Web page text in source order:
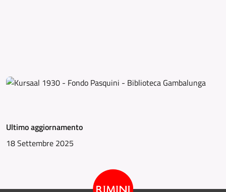
Ultimo aggiornamento
18 Settembre 2025